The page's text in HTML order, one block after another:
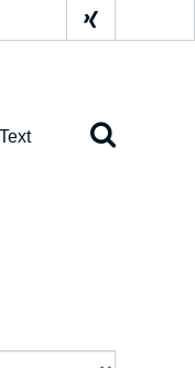
Text